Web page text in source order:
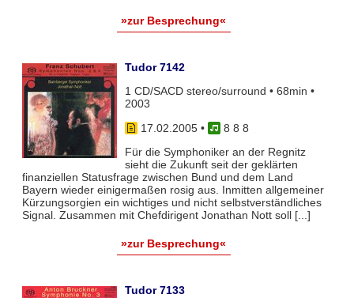
»zur Besprechung«
Tudor 7142
1 CD/SACD stereo/surround • 68min •
2003
17.02.2005•
8 8 8
Für die Symphoniker an der Regnitz
sieht die Zukunft seit der geklärten
finanziellen Statusfrage zwischen Bund und dem Land
Bayern wieder einigermaßen rosig aus. Inmitten allgemeiner
Kürzungsorgien ein wichtiges und nicht selbstverständliches
Signal. Zusammen mit Chefdirigent Jonathan Nott soll [...]
»zur Besprechung«
Tudor 7133